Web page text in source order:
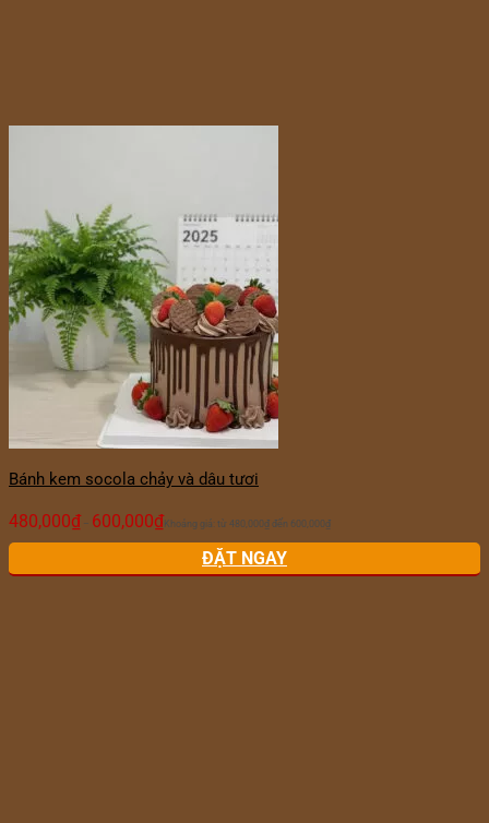
Bánh kem socola chảy và dâu tươi
480,000₫ – 600,000₫ Khoảng giá: từ 480,000₫ đến 600,000₫
ĐẶT NGAY